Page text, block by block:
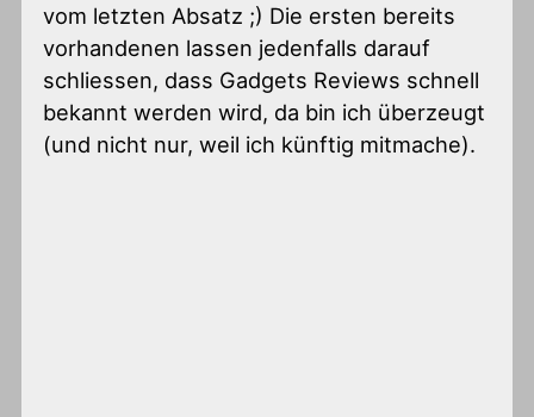
vom letzten Absatz ;) Die ersten bereits
vorhandenen lassen jedenfalls darauf
schliessen, dass Gadgets Reviews schnell
bekannt werden wird, da bin ich überzeugt
(und nicht nur, weil ich künftig mitmache).